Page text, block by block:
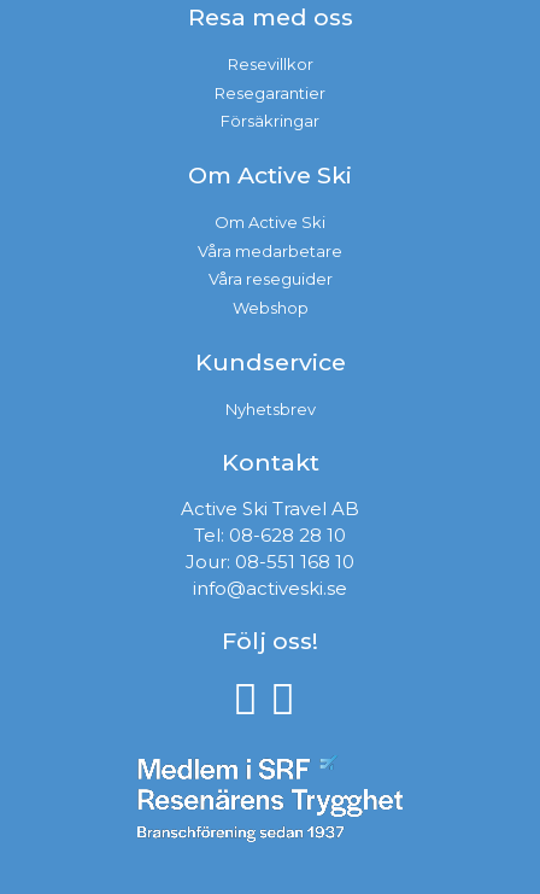
Resa med oss
Resevillkor
Resegarantier
Försäkringar
Om Active Ski
Om Active Ski
Våra medarbetare
Våra reseguider
Webshop
Kundservice
Nyhetsbrev
Kontakt
Active Ski Travel AB
Tel: 08-628 28 10
Jour: 08-551 168 10
info@activeski.se
Följ oss!